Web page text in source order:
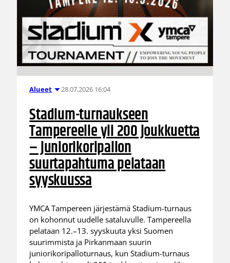
Alueet 28.07.2026 16:04
Stadium-turnaukseen
Tampereelle yli 200 joukkuetta
– juniorikoripallon
suurtapahtuma pelataan
syyskuussa
YMCA Tampereen järjestämä Stadium-turnaus
on kohonnut uudelle sataluvulle. Tampereella
pelataan 12.–13. syyskuuta yksi Suomen
suurimmista ja Pirkanmaan suurin
juniorikoripalloturnaus, kun Stadium-turnaus